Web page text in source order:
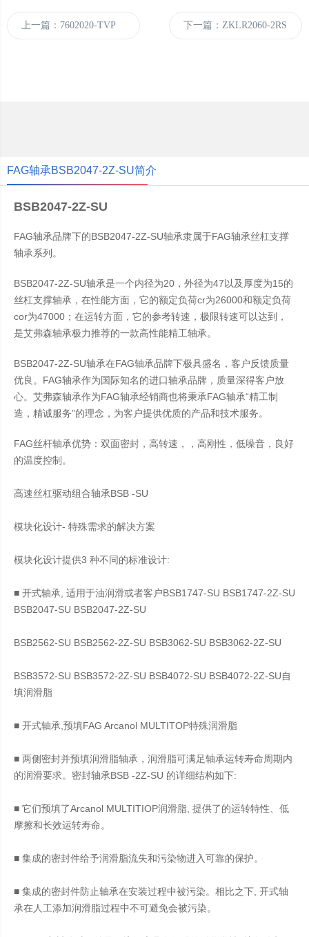
上一篇：7602020-TVP 下一篇：ZKLR2060-2RS
FAG轴承BSB2047-2Z-SU简介
BSB2047-2Z-SU
FAG轴承品牌下的BSB2047-2Z-SU轴承隶属于FAG轴承丝杠支撑
轴承系列。
BSB2047-2Z-SU轴承是一个内径为20，外径为47以及厚度为15的
丝杠支撑轴承，在性能方面，它的额定负荷cr为26000和额定负荷
cor为47000；在运转方面，它的参考转速，极限转速可以达到，
是艾弗森轴承极力推荐的一款高性能精工轴承。
BSB2047-2Z-SU轴承在FAG轴承品牌下极具盛名，客户反馈质量
优良。FAG轴承作为国际知名的进口轴承品牌，质量深得客户放
心。艾弗森轴承作为FAG轴承经销商也将秉承FAG轴承“精工制
造，精诚服务”的理念，为客户提供优质的产品和技术服务。
FAG丝杆轴承优势：双面密封，高转速，，高刚性，低噪音，良好
的温度控制。
高速丝杠驱动组合轴承BSB -SU
模块化设计- 特殊需求的解决方案
模块化设计提供3 种不同的标准设计:
■ 开式轴承, 适用于油润滑或者客户BSB1747-SU BSB1747-2Z-SU
BSB2047-SU BSB2047-2Z-SU
BSB2562-SU BSB2562-2Z-SU BSB3062-SU BSB3062-2Z-SU
BSB3572-SU BSB3572-2Z-SU BSB4072-SU BSB4072-2Z-SU自
填润滑脂
■ 开式轴承,预填FAG Arcanol MULTITOP特殊润滑脂
■ 两侧密封并预填润滑脂轴承，润滑脂可满足轴承运转寿命周期内
的润滑要求。密封轴承BSB -2Z-SU 的详细结构如下:
■ 它们预填了Arcanol MULTITIOP润滑脂, 提供了的运转特性、低
摩擦和长效运转寿命。
■ 集成的密封件给予润滑脂流失和污染物进入可靠的保护。
■ 集成的密封件防止轴承在安装过程中被污染。相比之下, 开式轴
承在人工添加润滑脂过程中不可避免会被污染。